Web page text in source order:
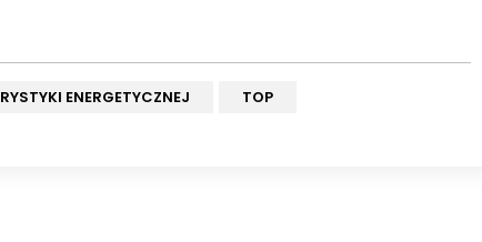
ENERGETYCZNEJ TOP